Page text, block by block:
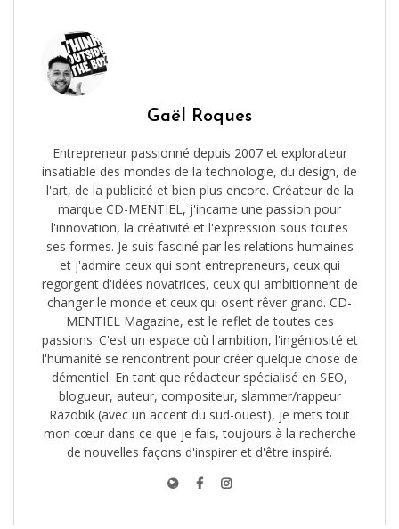
Gaël Roques
Entrepreneur passionné depuis 2007 et explorateur
insatiable des mondes de la technologie, du design, de
l'art, de la publicité et bien plus encore. Créateur de la
marque CD-MENTIEL, j'incarne une passion pour
l'innovation, la créativité et l'expression sous toutes
ses formes. Je suis fasciné par les relations humaines
et j'admire ceux qui sont entrepreneurs, ceux qui
regorgent d'idées novatrices, ceux qui ambitionnent de
changer le monde et ceux qui osent rêver grand. CD-
MENTIEL Magazine, est le reflet de toutes ces
passions. C'est un espace où l'ambition, l'ingéniosité et
l'humanité se rencontrent pour créer quelque chose de
démentiel. En tant que rédacteur spécialisé en SEO,
blogueur, auteur, compositeur, slammer/rappeur
Razobik (avec un accent du sud-ouest), je mets tout
mon cœur dans ce que je fais, toujours à la recherche
de nouvelles façons d'inspirer et d'être inspiré.